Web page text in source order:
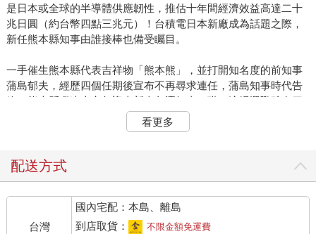
是日本或全球的半導體供應韌性，推估十年間經濟效益高達二十
兆日圓（約台幣四點三兆元）！台積電日本新廠成為話題之際，
新任熊本縣知事由誰接棒也備受矚目。
一手催生熊本縣代表吉祥物「熊本熊」，並打開知名度的前知事
蒲島郁夫，經歷四個任期後宣布不再尋求連任，蒲島知事時代告
終，熊本縣睽違十六年迎來新人角逐知事一職。這場選戰雖有四
名候選人，但實際上是兩強對抗：由四十九歲的熊本縣前副知事
木村敬，對上五十八歲的前熊本市長幸山政史。
木村有執政聯盟自民黨與公民黨的推薦，蒲島前知事也公開力挺
四黨支持，可視為一場朝野之爭。這場選戰最終由木村敬獲選，
他將如何對應台積電進駐與後續相關建設與管理，在地人非常關
看更多
配送方式
台灣
國內宅配：本島、離島
到店取貨：
不限金額免運費